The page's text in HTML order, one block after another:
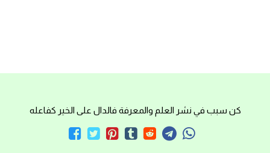
كن سبب في نشر العلم والمعرفة فالدال على الخير كفاعله